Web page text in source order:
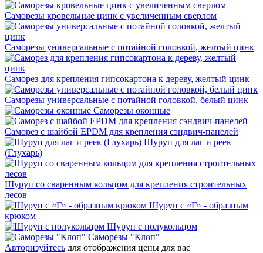
Саморезы кровельные цинк с увеличенным сверлом
Саморезы универсальные с потайной головкой, желтый цинк
Саморез для крепления гипсокартона к дереву, желтый цинк
Саморезы универсальные с потайной головкой, белый цинк
Саморезы оконные
Саморез с шайбой EPDM для крепления сэндвич-панелей
Шуруп для лаг и реек
(Глухарь)
Шуруп со сваренным кольцом для крепления строительных
лесов
Шуруп с «Г» - образным
крюком
Шуруп с полукольцом
Саморезы "Клоп"
Авторизуйтесь для отображения цены для вас